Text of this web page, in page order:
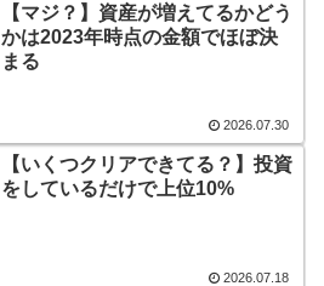
【マジ？】資産が増えてるかどう
かは2023年時点の金額でほぼ決
まる
2026.07.30
【いくつクリアできてる？】投資
をしているだけで上位10%
2026.07.18